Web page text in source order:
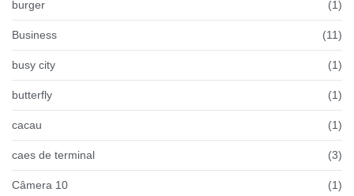
burger (1)
Business (11)
busy city (1)
butterfly (1)
cacau (1)
caes de terminal (3)
Câmera 10 (1)